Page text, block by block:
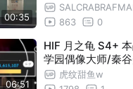
00:35
863
0
06:51
HIF 月之龟 S4+
学园偶像大师/秦谷
全力】虎纹甜鱼w